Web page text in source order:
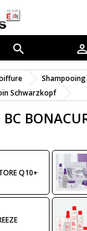
 
Schwarzkopf
BC
Q10+